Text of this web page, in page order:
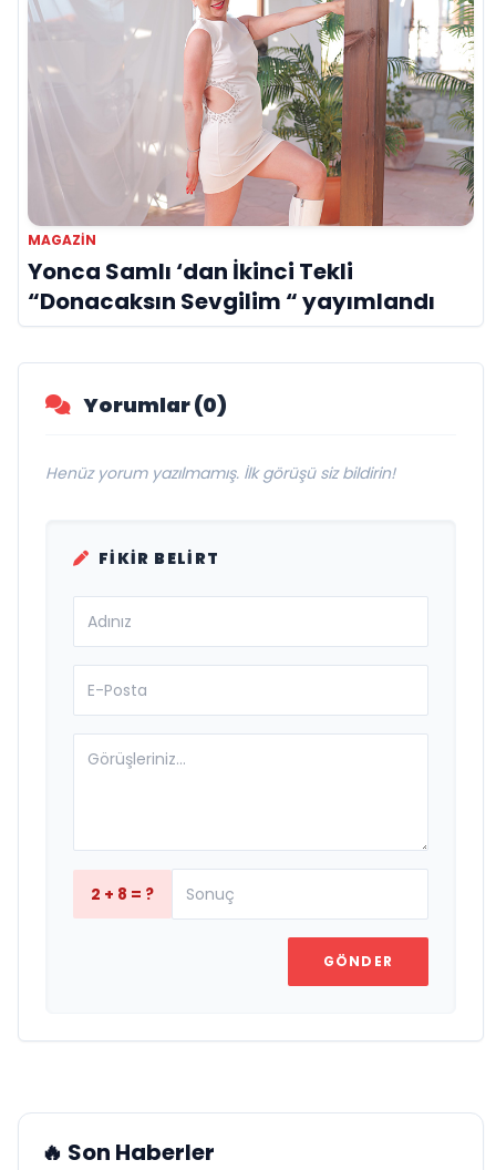
MAGAZİN
Yonca Samlı ‘dan İkinci Tekli
“Donacaksın Sevgilim “ yayımlandı
Yorumlar (0)
Henüz yorum yazılmamış. İlk görüşü siz bildirin!
FIKIR BELIRT
2 + 8 = ?
GÖNDER
🔥 Son Haberler